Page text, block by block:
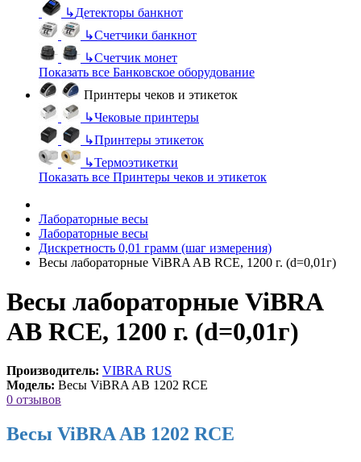
↳Детекторы банкнот
↳Счетчики банкнот
↳Счетчик монет
Показать все Банковское оборудование
Принтеры чеков и этикеток
↳Чековые принтеры
↳Принтеры этикеток
↳Термоэтикетки
Показать все Принтеры чеков и этикеток
Лабораторные весы
Лабораторные весы
Дискретность 0,01 грамм (шаг измерения)
Весы лабораторные ViBRA AB RCE, 1200 г. (d=0,01г)
Весы лабораторные ViBRA
AB RCE, 1200 г. (d=0,01г)
Производитель: VIBRA RUS
Модель: Весы ViBRA AB 1202 RCE
0 отзывов
Весы ViBRA AB 1202 RCE